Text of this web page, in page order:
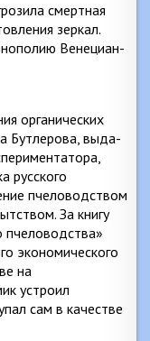
смертная
зеркал.
Венециан­
органических
Бутлерова, выда­
русского
пчеловодством
За книгу
пчеловодства»
экономического
на
устроил
сам в качестве